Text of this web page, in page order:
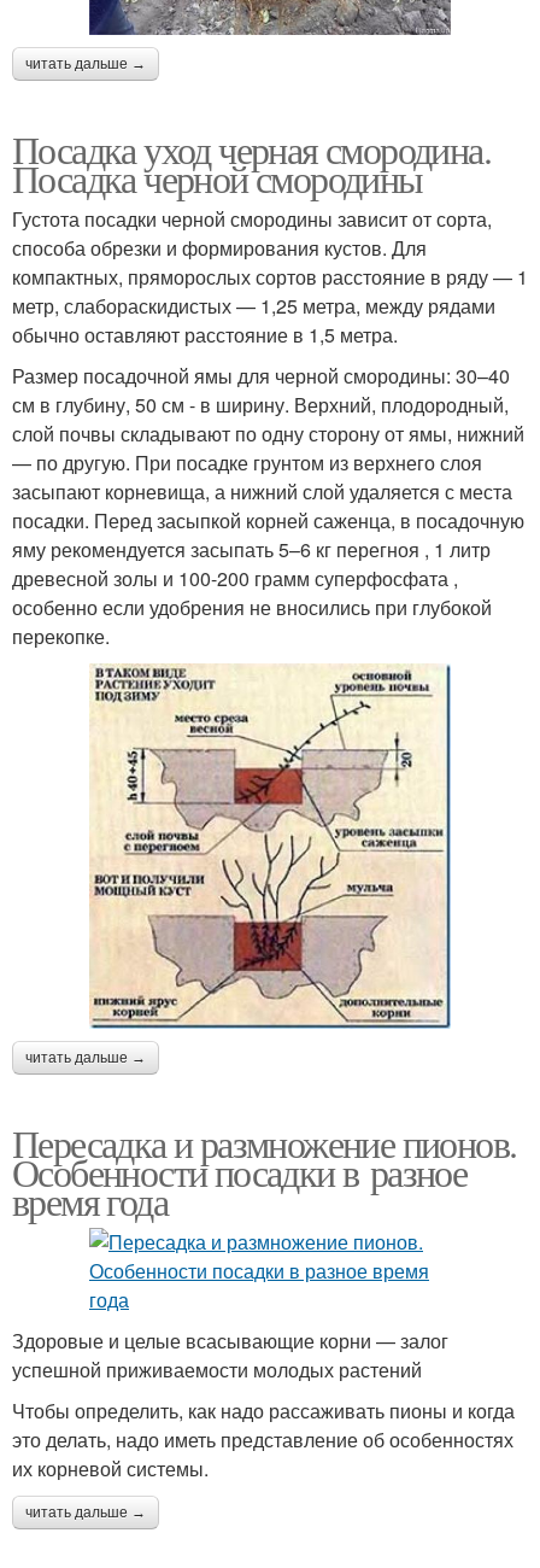
читать дальше →
Посадка уход черная смородина.
Посадка черной смородины
Густота посадки черной смородины зависит от сорта,
способа обрезки и формирования кустов. Для
компактных, пряморослых сортов расстояние в ряду — 1
метр, слабораскидистых — 1,25 метра, между рядами
обычно оставляют расстояние в 1,5 метра.
Размер посадочной ямы для черной смородины: 30–40
см в глубину, 50 см - в ширину. Верхний, плодородный,
слой почвы складывают по одну сторону от ямы, нижний
— по другую. При посадке грунтом из верхнего слоя
засыпают корневища, а нижний слой удаляется с места
посадки. Перед засыпкой корней саженца, в посадочную
яму рекомендуется засыпать 5–6 кг перегноя , 1 литр
древесной золы и 100-200 грамм суперфосфата ,
особенно если удобрения не вносились при глубокой
перекопке.
читать дальше →
Пересадка и размножение пионов.
Особенности посадки в разное
время года
Здоровые и целые всасывающие корни — залог
успешной приживаемости молодых растений
Чтобы определить, как надо рассаживать пионы и когда
это делать, надо иметь представление об особенностях
их корневой системы.
читать дальше →